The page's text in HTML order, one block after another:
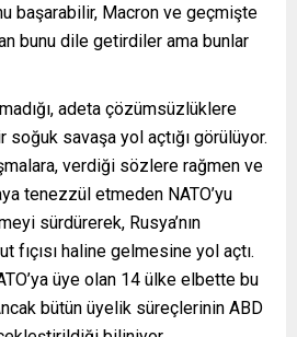
başarabilir, Macron ve geçmişte
bunu dile getirdiler ama bunlar
adeta çözümsüzlüklere
soğuk savaşa yol açtığı görülüyor.
verdiği sözlere rağmen ve
tenezzül etmeden NATO’yu
sürdürerek, Rusya’nın
fıçısı haline gelmesine yol açtı.
üye olan 14 ülke elbette bu
bütün üyelik süreçlerinin ABD